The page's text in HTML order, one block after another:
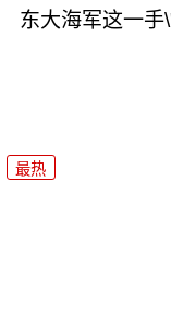
东大海军这一手
最热